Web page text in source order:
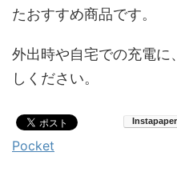
たおすすめ商品です。
外出時や自宅での充電
しください。
Pocket